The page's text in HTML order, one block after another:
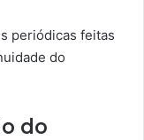
periódicas feitas
do
do